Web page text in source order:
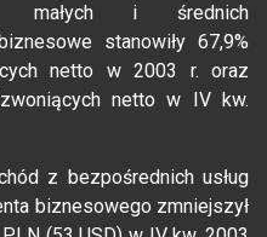
małych i średnich
stanowiły 67,9%
netto w 2003 r. oraz
netto w IV kw.
z bezpośrednich usług
biznesowego zmniejszył